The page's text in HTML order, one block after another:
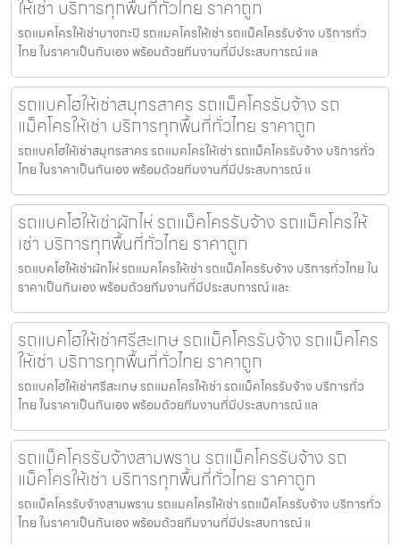
ให้เช่า บริการทุกพื้นที่ทั่วไทย ราคาถูก
รถแมคโครให้เช่าบางกะปิ รถแมคโครให้เช่า รถแม็คโครรับจ้าง บริการทั่ว
ไทย ในราคาเป็นกันเอง พร้อมด้วยทีมงานที่มีประสบการณ์ แล
รถแบคโฮให้เช่าสมุทรสาคร รถแม็คโครรับจ้าง รถ
แม็คโครให้เช่า บริการทุกพื้นที่ทั่วไทย ราคาถูก
รถแบคโฮให้เช่าสมุทรสาคร รถแมคโครให้เช่า รถแม็คโครรับจ้าง บริการทั่ว
ไทย ในราคาเป็นกันเอง พร้อมด้วยทีมงานที่มีประสบการณ์ แ
รถแบคโฮให้เช่าผักไห่ รถแม็คโครรับจ้าง รถแม็คโครให้
เช่า บริการทุกพื้นที่ทั่วไทย ราคาถูก
รถแบคโฮให้เช่าผักไห่ รถแมคโครให้เช่า รถแม็คโครรับจ้าง บริการทั่วไทย ใน
ราคาเป็นกันเอง พร้อมด้วยทีมงานที่มีประสบการณ์ และ
รถแบคโฮให้เช่าศรีสะเกษ รถแม็คโครรับจ้าง รถแม็คโคร
ให้เช่า บริการทุกพื้นที่ทั่วไทย ราคาถูก
รถแบคโฮให้เช่าศรีสะเกษ รถแมคโครให้เช่า รถแม็คโครรับจ้าง บริการทั่ว
ไทย ในราคาเป็นกันเอง พร้อมด้วยทีมงานที่มีประสบการณ์ แล
รถแม็คโครรับจ้างสามพราน รถแม็คโครรับจ้าง รถ
แม็คโครให้เช่า บริการทุกพื้นที่ทั่วไทย ราคาถูก
รถแม็คโครรับจ้างสามพราน รถแมคโครให้เช่า รถแม็คโครรับจ้าง บริการทั่ว
ไทย ในราคาเป็นกันเอง พร้อมด้วยทีมงานที่มีประสบการณ์ แ